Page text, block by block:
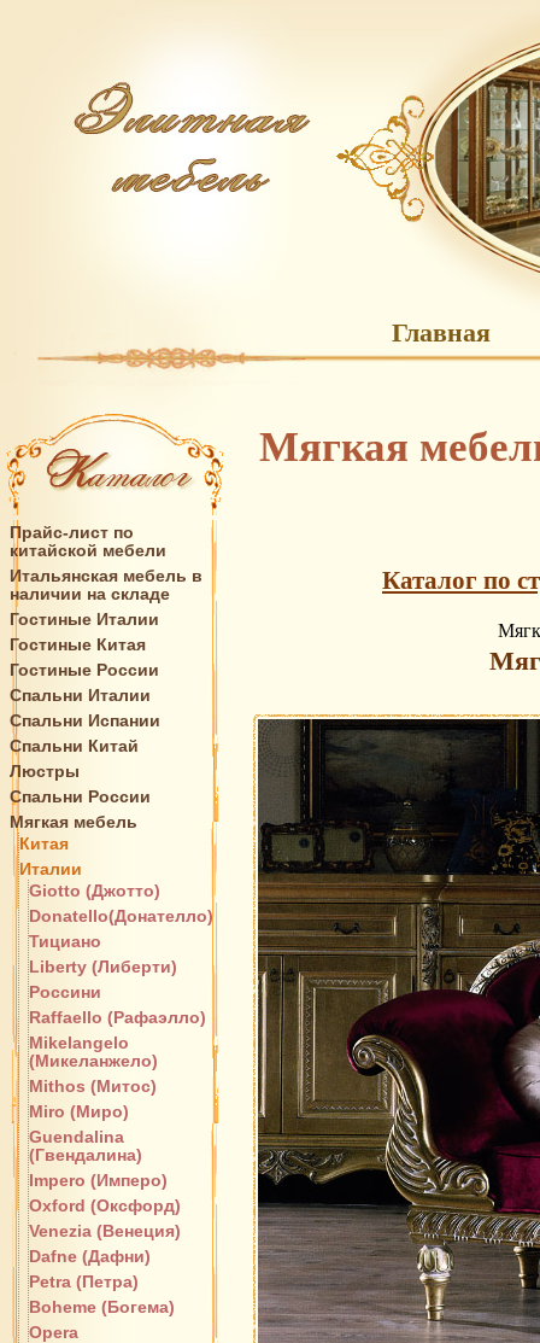
Главная
Прайс-лист по
китайской мебели
Итальянская мебель в
наличии на складе
Гостиные Италии
Гостиные Китая
Гостиные России
Спальни Италии
Спальни Испании
Спальни Китай
Люстры
Спальни России
Мягкая мебель
Китая
Италии
Giotto (Джотто)
Donatello(Донателло)
Тициано
Liberty (Либерти)
Россини
Raffaello (Рафаэлло)
Mikelangelo
(Микеланжело)
Mithos (Митос)
Miro (Миро)
Guendalina
(Гвендалина)
Impero (Имперо)
Oxford (Оксфорд)
Venezia (Венеция)
Dafne (Дафни)
Petra (Петра)
Boheme (Богема)
Opera
Мягкая
Каталог по